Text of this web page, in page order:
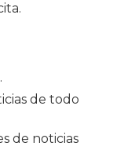
de todo
de noticias